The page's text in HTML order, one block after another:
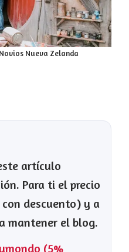
Nueva Zelanda
artículo
Para ti el precio
descuento) y a
mantener el blog.
(5%